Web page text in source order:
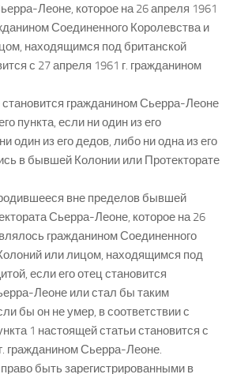
Леоне, которое на 26 апреля 1961
Соединенного Королевства и
находящимся под британской
с 27 апреля 1961 г. гражданином
гражданином Сьерра-Леоне
пункта, если ни один из его
один из его дедов, либо ни одна из его
в бывшей Колонии или Протекторате
вне пределов бывшей
Сьерра-Леоне, которое на 26
гражданином Соединенного
или лицом, находящимся под
если его отец становится
Леоне или стал бы таким
бы он не умер, в соответствии с
1 настоящей статьи становится с
гражданином Сьерра-Леоне.
быть зарегистрированными в